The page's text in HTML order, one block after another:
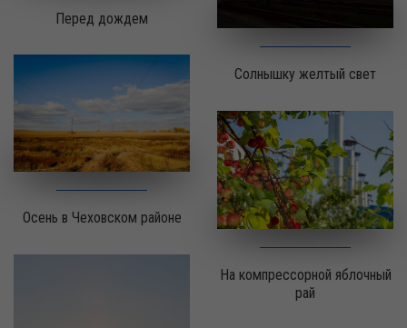
Солнышку желтый свет
Перед дождем
На компрессорной яблочный
рай
Осень в Чеховском районе